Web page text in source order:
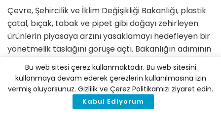
Çevre, Şehircilik ve İklim Değişikliği Bakanlığı, plastik
çatal, bıçak, tabak ve pipet gibi doğayı zehirleyen
ürünlerin piyasaya arzını yasaklamayı hedefleyen bir
yönetmelik taslağını görüşe açtı. Bakanlığın adımının
önemini vurgulayan Greenpeace, yönetmeliğin
plastik krizine karşı gerçek bir çözüm olması için
üretim yasağını ve genişletilmiş üretici sorumluluğunu
da içermesi gerektiğini söyledi.
Bu web sitesi çerez kullanmaktadır. Bu web sitesini
kullanmaya devam ederek çerezlerin kullanılmasına izin
vermiş oluyorsunuz. Gizlilik ve Çerez Politikamızı ziyaret edin.
Kabul Ediyorum